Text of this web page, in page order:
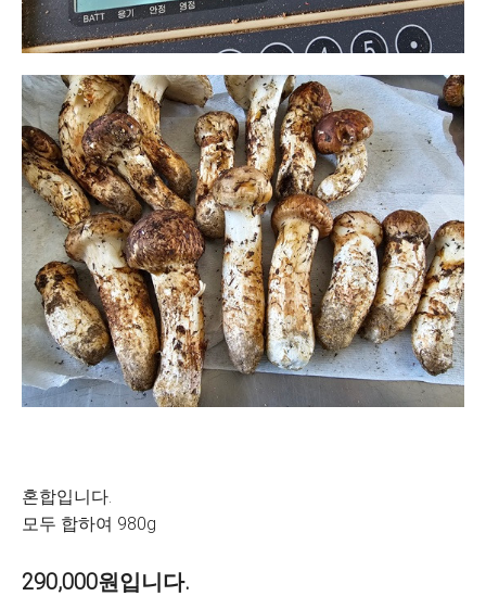
혼합입니다.
모두 합하여 980g
290,000원입니다.